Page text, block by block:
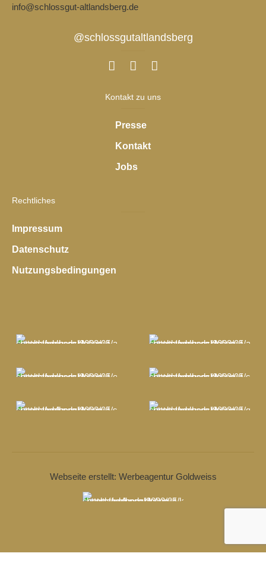
info@schlossgut-altlandsberg.de
@schlossgutaltlandsberg
Kontakt zu uns
Presse
Kontakt
Jobs
Rechtliches
Impressum
Datenschutz
Nutzungsbedingungen
Webseite erstellt: Werbeagentur Goldweiss